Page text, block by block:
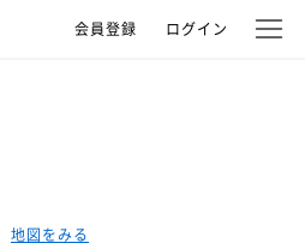
会員登録 ログイン
地図をみる